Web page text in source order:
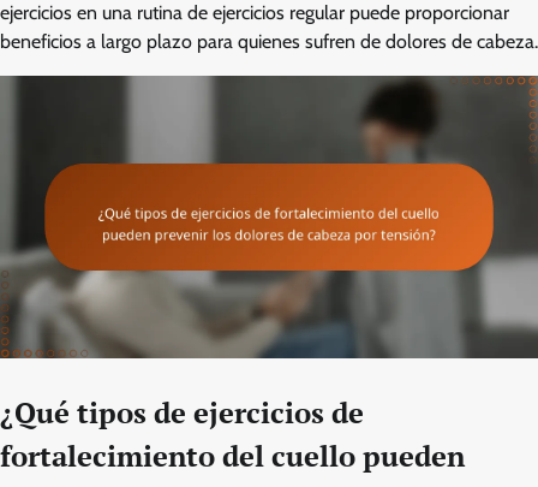
ejercicios en una rutina de ejercicios regular puede proporcionar
beneficios a largo plazo para quienes sufren de dolores de cabeza.
¿Qué tipos de ejercicios de
fortalecimiento del cuello pueden